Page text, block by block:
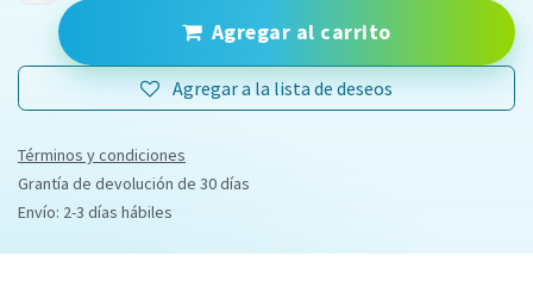
Agregar al carrito
Agregar a la lista de deseos
Términos y condiciones
Grantía de devolución de 30 días
Envío: 2-3 días hábiles